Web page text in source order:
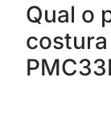
Qual o